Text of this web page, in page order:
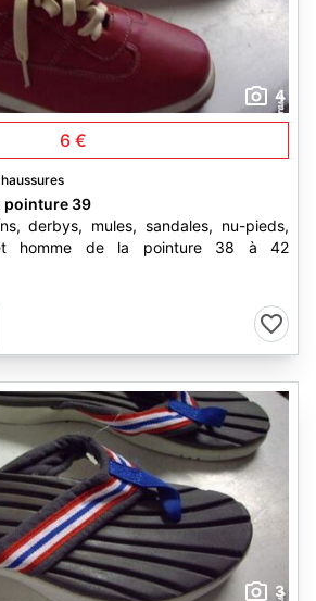
4
6 €
pointure 39
derbys, mules, sandales, nu-pieds,
homme de la pointure 38 à 42
3